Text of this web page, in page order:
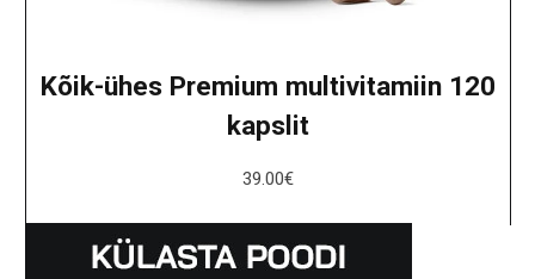
Kõik-ühes Premium multivitamiin 120
kapslit
39.00€